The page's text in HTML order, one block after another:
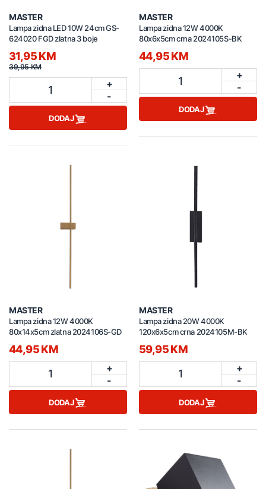
MASTER
Lampa zidna LED 10W 24cm GS-
624020 FGD zlatna 3 boje
31,95 KM
39,95 KM
1
+
-
DODAJ
MASTER
Lampa zidna 12W 4000K
80x6x5cm crna 2024105S-BK
44,95 KM
1
+
-
DODAJ
MASTER
Lampa zidna 12W 4000K
80x14x5cm zlatna 2024106S-GD
44,95 KM
1
+
-
DODAJ
MASTER
Lampa zidna 20W 4000K
120x6x5cm crna 2024105M-BK
59,95 KM
1
+
-
DODAJ